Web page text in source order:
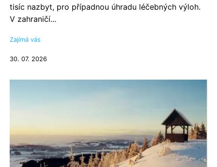
tisíc nazbyt, pro případnou úhradu léčebných výloh.
V zahraničí...
Zajímá vás
30. 07. 2026